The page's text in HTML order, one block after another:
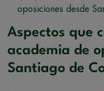
oposiciones desde
Aspectos que
academia de
Santiago de